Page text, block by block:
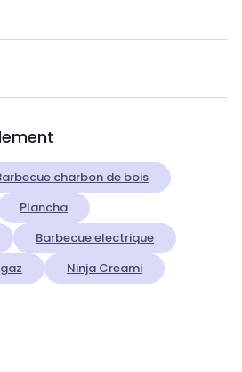
charbon de bois
Plancha
Barbecue electrique
Ninja Creami